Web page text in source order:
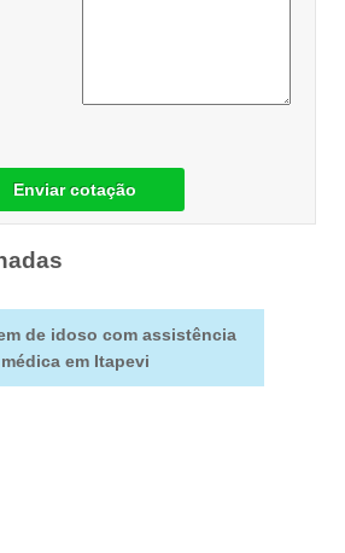
Enviar cotação
de idoso com assistência
médica em Itapevi